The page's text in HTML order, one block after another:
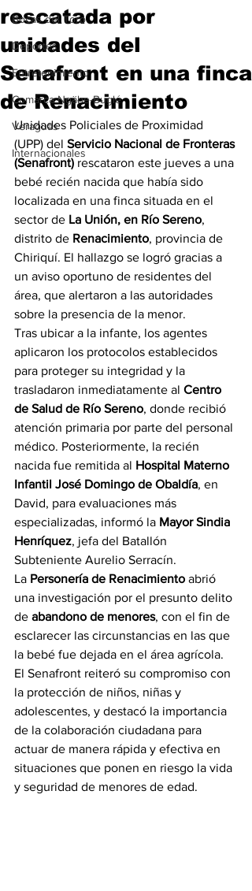
Bocas del Toro
Deportes
Entretenimiento
Comarca Ngäbe-Buglé
Veraguas
Internacionales
rescatada por
unidades del
Senafront en una finca
de Renacimiento
Unidades Policiales de Proximidad
(UPP) del Servicio Nacional de Fronteras
(Senafront) rescataron este jueves a una
bebé recién nacida que había sido
localizada en una finca situada en el
sector de La Unión, en Río Sereno,
distrito de Renacimiento, provincia de
Chiriquí. El hallazgo se logró gracias a
un aviso oportuno de residentes del
área, que alertaron a las autoridades
sobre la presencia de la menor.
Tras ubicar a la infante, los agentes
aplicaron los protocolos establecidos
para proteger su integridad y la
trasladaron inmediatamente al Centro
de Salud de Río Sereno, donde recibió
atención primaria por parte del personal
médico. Posteriormente, la recién
nacida fue remitida al Hospital Materno
Infantil José Domingo de Obaldía, en
David, para evaluaciones más
especializadas, informó la Mayor Sindia
Henríquez, jefa del Batallón
Subteniente Aurelio Serracín.
La Personería de Renacimiento abrió
una investigación por el presunto delito
de abandono de menores, con el fin de
esclarecer las circunstancias en las que
la bebé fue dejada en el área agrícola.
El Senafront reiteró su compromiso con
la protección de niños, niñas y
adolescentes, y destacó la importancia
de la colaboración ciudadana para
actuar de manera rápida y efectiva en
situaciones que ponen en riesgo la vida
y seguridad de menores de edad.